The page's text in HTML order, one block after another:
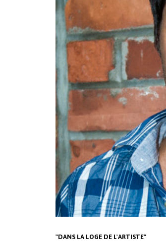
"DANS LA LOGE DE L'ARTISTE"